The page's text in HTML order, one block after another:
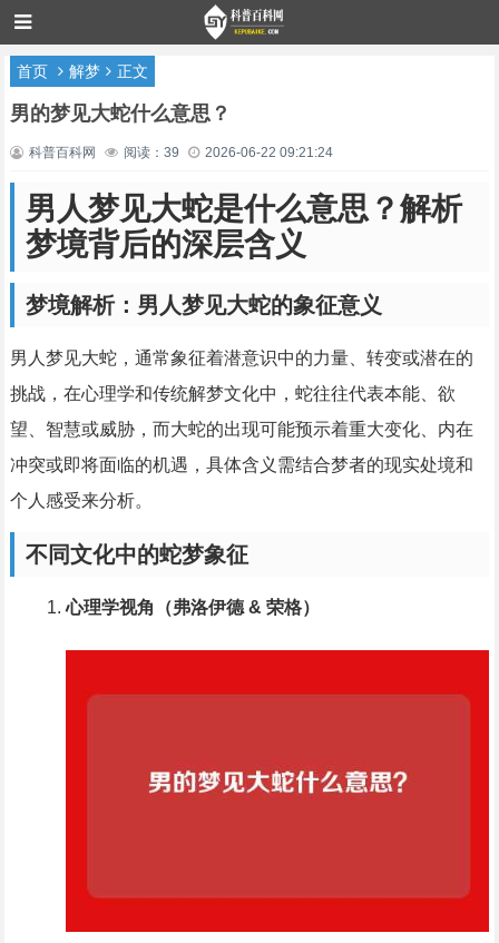
首页 解梦 正文
男的梦见大蛇什么意思？
科普百科网 阅读：39 2026-06-22 09:21:24
男人梦见大蛇是什么意思？解析
梦境背后的深层含义
梦境解析：男人梦见大蛇的象征意义
男人梦见大蛇，通常象征着潜意识中的力量、转变或潜在的
挑战，在心理学和传统解梦文化中，蛇往往代表本能、欲
望、智慧或威胁，而大蛇的出现可能预示着重大变化、内在
冲突或即将面临的机遇，具体含义需结合梦者的现实处境和
个人感受来分析。
不同文化中的蛇梦象征
心理学视角（弗洛伊德 & 荣格）